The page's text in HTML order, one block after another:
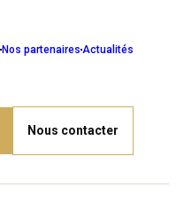
Nos partenaires Actualités
Nous contacter